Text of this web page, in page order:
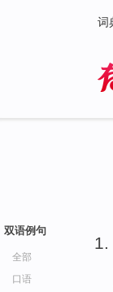
词
双语例句
全部
口语